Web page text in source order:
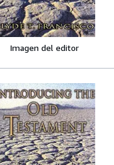
Imagen del editor